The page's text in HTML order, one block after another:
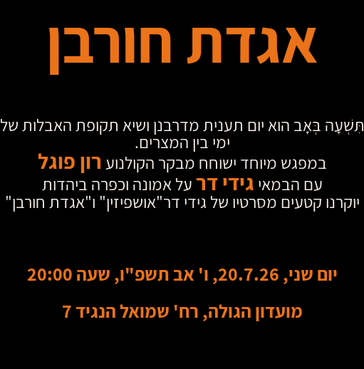
אגדת חורבן
תִּשְׁעָה בְּאָב הוא יום תענית מדרבנן ושיא תקופת האבלות של
ימי בין המצרים.
במפגש מיוחד ישוחח מבקר הקולנוע רון פוגל
עם הבמאי גידי דרעל אמונה וכפרה ביהדות
יוקרנו קטעים מסרטיו של גידי דר"אושפיזין" ו"אגדת חורבן"
יום שני, 20.7.26, ו' אב תשפ"ו, שעה 20:00
מועדון הגולה, רח' שמואל הנגיד 7